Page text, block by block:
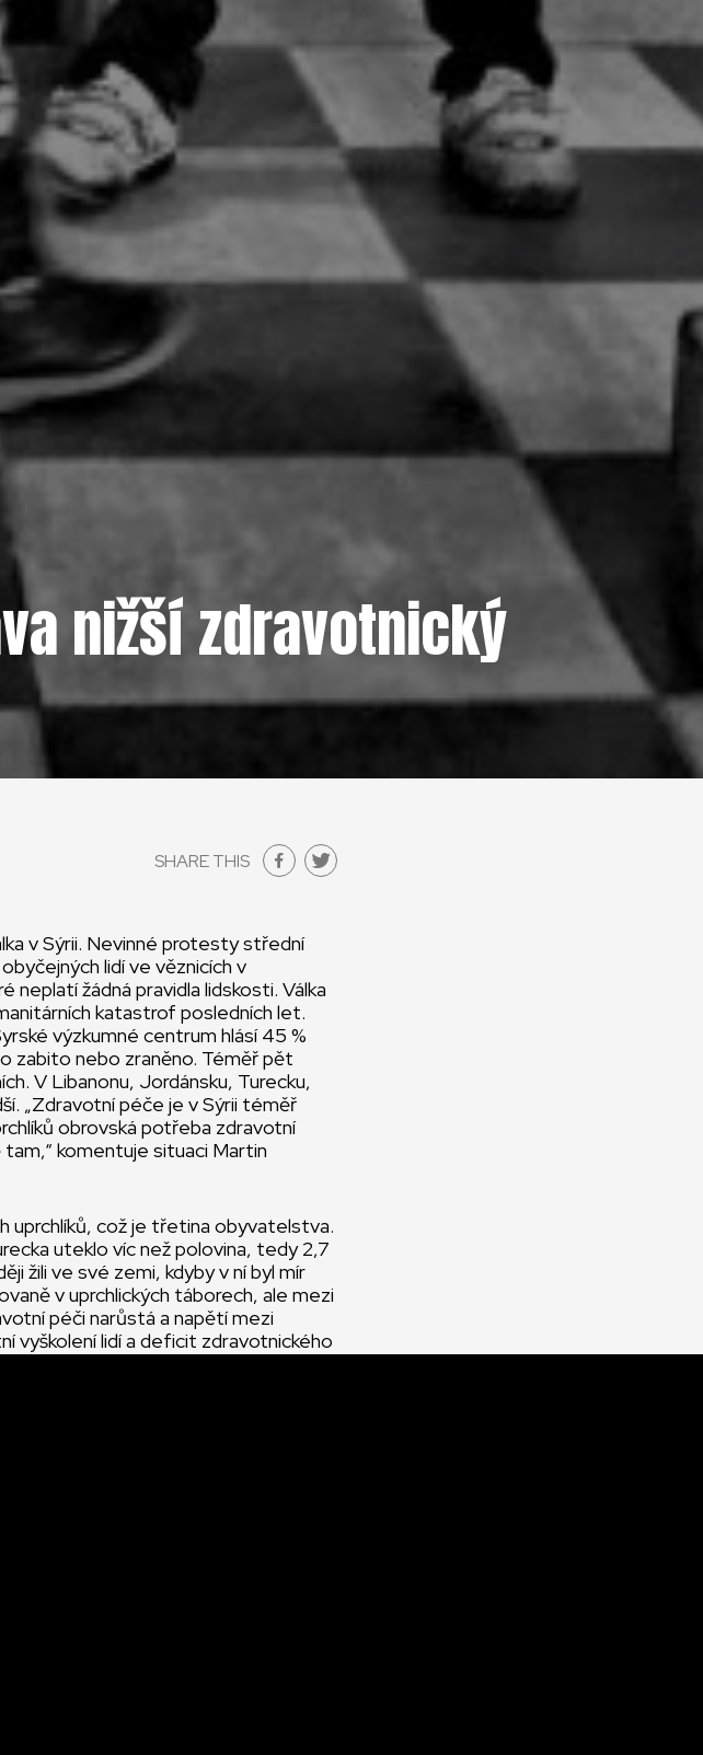
nižší zdravotnický
SHARE THIS
v Sýrii. Nevinné protesty střední
lidí ve věznicích v
neplatí žádná pravidla lidskosti. Válka
katastrof posledních let.
výzkumné centrum hlásí 45 %
zabito nebo zraněno. Téměř pět
V Libanonu, Jordánsku, Turecku,
„Zdravotní péče je v Sýrii téměř
obrovská potřeba zdravotní
komentuje situaci Martin
uprchlíků, což je třetina obyvatelstva.
uteklo víc než polovina, tedy 2,7
žili ve své zemi, kdyby v ní byl mír
v uprchlických táborech, ale mezi
péči narůstá a napětí mezi
lidí a deficit zdravotnického